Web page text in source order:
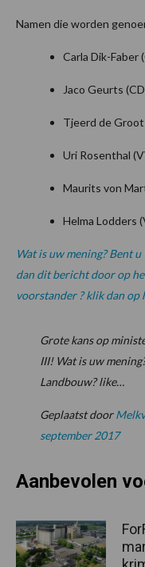
Namen die worden
Carla Dik-Faber
Jaco Geurts
Tjeerd de Groot
Uri Rosenthal
Maurits von
Helma Lodders
Wat is uw mening? Bent
dan dit bericht door op
voorstander ? klik dan op
Grote kans op
III! Wat is uw
Landbouw? like…
Geplaatst door
september 2017
Aanbevolen